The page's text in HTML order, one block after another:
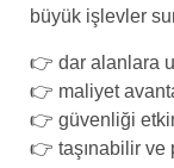
büyük işlevler
👉 dar alanlara
👉 maliyet
👉 güvenliği
👉 taşınabilir ve